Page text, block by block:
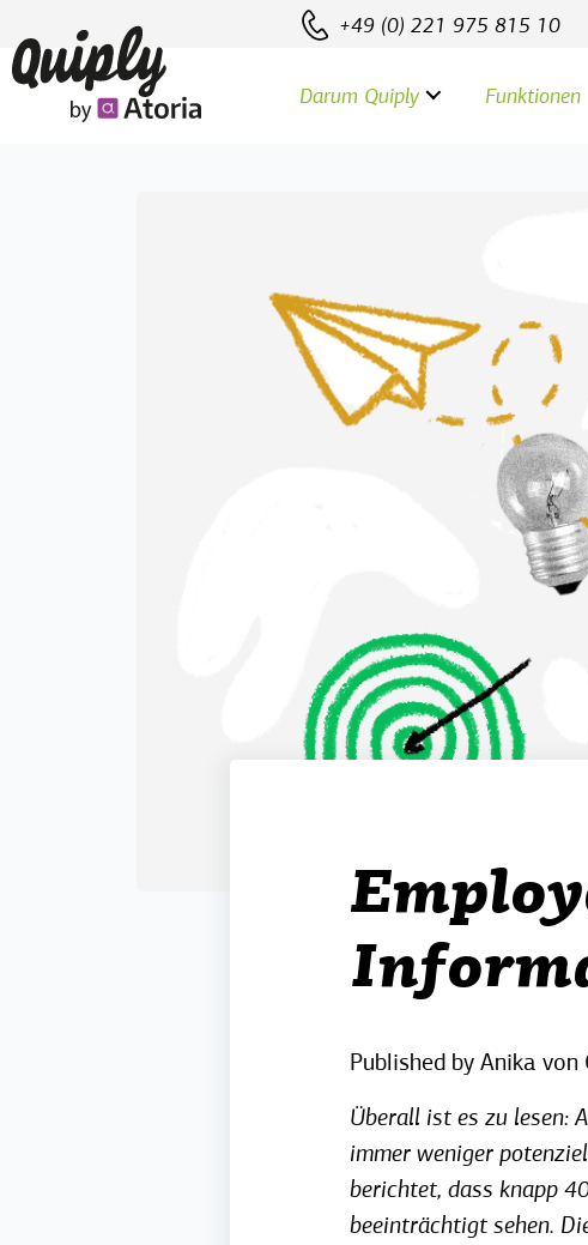
Darum Quiply Funktionen
+49 (0) 221 975 815 10
Published by Anika von
Überall ist es zu lesen:
immer weniger
berichtet, dass knapp
beeinträchtigt sehen.